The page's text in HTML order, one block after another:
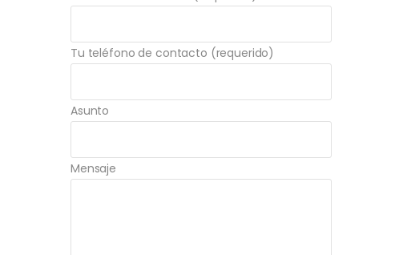
Tu teléfono de contacto (requerido)
Asunto
Mensaje